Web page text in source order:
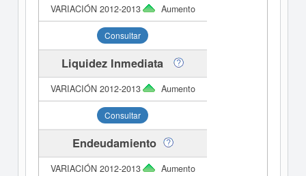
Aumento
Consultar
Liquidez Inmediata
Aumento
Consultar
Endeudamiento
Aumento